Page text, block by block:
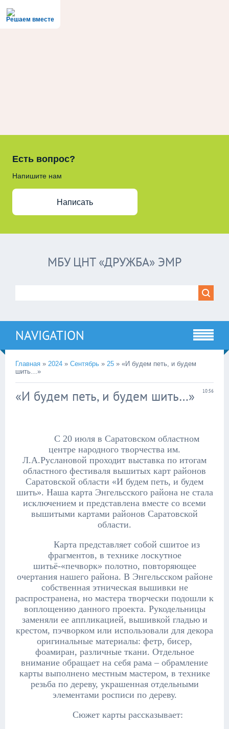
Решаем вместе
Есть вопрос?
Напишите нам
Написать
МБУ ЦНТ «ДРУЖБА» ЭМР
NAVIGATION
Главная » 2024 » Сентябрь » 25 » «И будем петь, и будем
шить…»
10:56
«И будем петь, и будем шить…»
С 20 июля в Саратовском областном
центре народного творчества им.
Л.А.Руслановой проходит выставка по итогам
областного фестиваля вышитых карт районов
Саратовской области «И будем петь, и будем
шить». Наша карта Энгельсского района не стала
исключением и представлена вместе со всеми
вышитыми картами районов Саратовской
области.
Карта представляет собой сшитое из
фрагментов, в технике лоскутное
шитьё-«печворк» полотно, повторяющее
очертания нашего района. В Энгельсском районе
собственная этническая вышивки не
распространена, но мастера творчески подошли к
воплощению данного проекта. Рукодельницы
заменяли ее аппликацией, вышивкой гладью и
крестом, пэчворком или использовали для декора
оригинальные материалы: фетр, бисер,
фоамиран, различные ткани. Отдельное
внимание обращает на себя рама – обрамление
карты выполнено местным мастером, в технике
резьба по дереву, украшенная отдельными
элементами росписи по дереву.
Сюжет карты рассказывает: